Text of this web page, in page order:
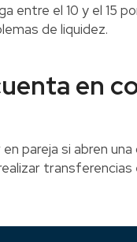
entre el 10 y el 15
de liquidez.
en
pareja si abren